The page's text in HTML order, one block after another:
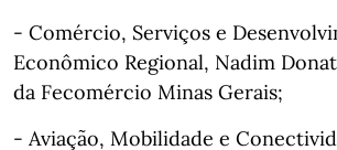
- Comércio, Serviços e
Econômico Regional, Nadim
da Fecomércio Minas Gerais;
- Aviação, Mobilidade e